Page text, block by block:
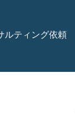
ルティング依頼